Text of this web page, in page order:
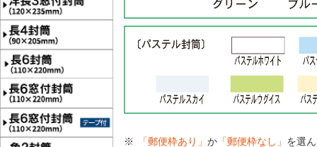
「郵便枠あり」 か 「郵便枠なし」 を選